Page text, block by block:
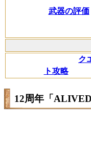
武器の評価
ク
ト攻略
12周年「